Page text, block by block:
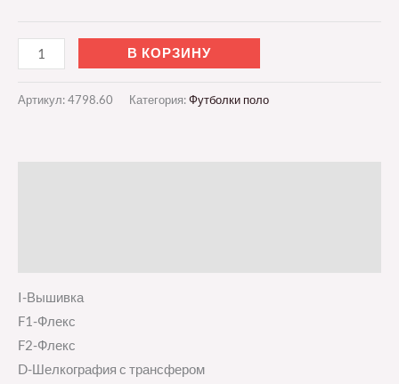
В КОРЗИНУ
Артикул:4798.60 Категория:Футболки поло
I-Вышивка
F1-Флекс
F2-Флекс
D-Шелкография с трансфером